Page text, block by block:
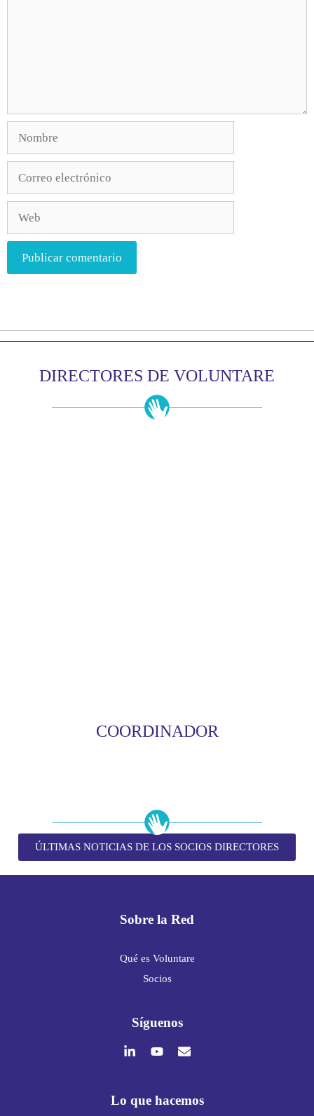
DIRECTORES DE VOLUNTARE
COORDINADOR
ÚLTIMAS NOTICIAS DE LOS SOCIOS DIRECTORES
Sobre la Red
Qué es Voluntare
Socios
Síguenos
Lo que hacemos